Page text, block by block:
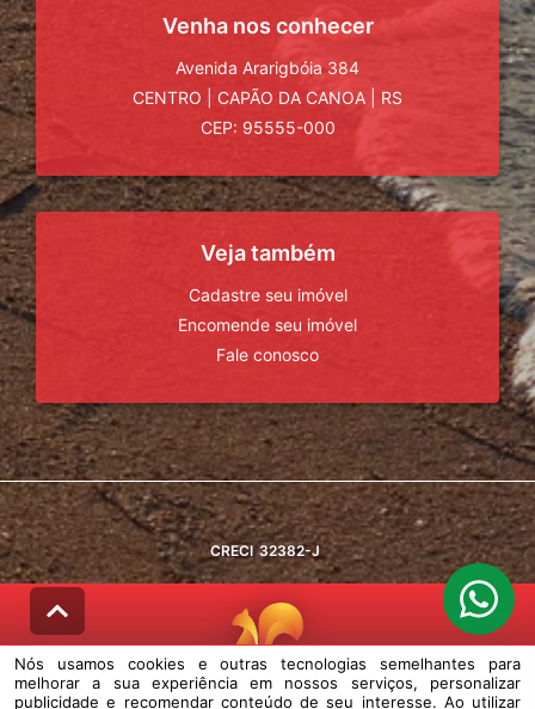
Venha nos conhecer
Avenida Ararigbóia 384
CENTRO
CAPÃO DA CANOA
RS
CEP: 95555-000
Veja também
Cadastre seu imóvel
Encomende seu imóvel
Fale conosco
CRECI 32382-J
© DESENVOLVIDO PELAAGIL.NET
Nós usamos cookies e outras tecnologias semelhantes para
melhorar a sua experiência em nossos serviços, personalizar
publicidade e recomendar conteúdo de seu interesse. Ao utilizar